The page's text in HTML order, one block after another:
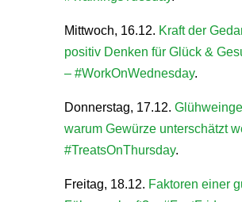
Mittwoch, 16.12. Kraft der
positiv Denken für Glück &
– #WorkOnWednesday.
Donnerstag, 17.12.
warum Gewürze unterschätzt
#TreatsOnThursday.
Freitag, 18.12. Faktoren einer